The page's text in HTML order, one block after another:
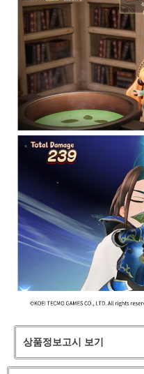
상품정보고시 보기